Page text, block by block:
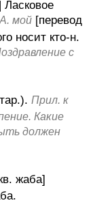
Ласковое
А. мой [перевод
носит кто-н.
с
Прил. к
Какие
должен
жаба]